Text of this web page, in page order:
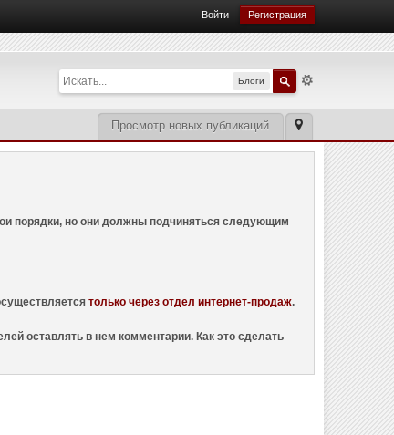
Войти Регистрация
Блоги
Просмотр новых публикаций
порядки, но они должны подчиняться следующим
только через отдел интернет-продаж.
оставлять в нем комментарии. Как это сделать